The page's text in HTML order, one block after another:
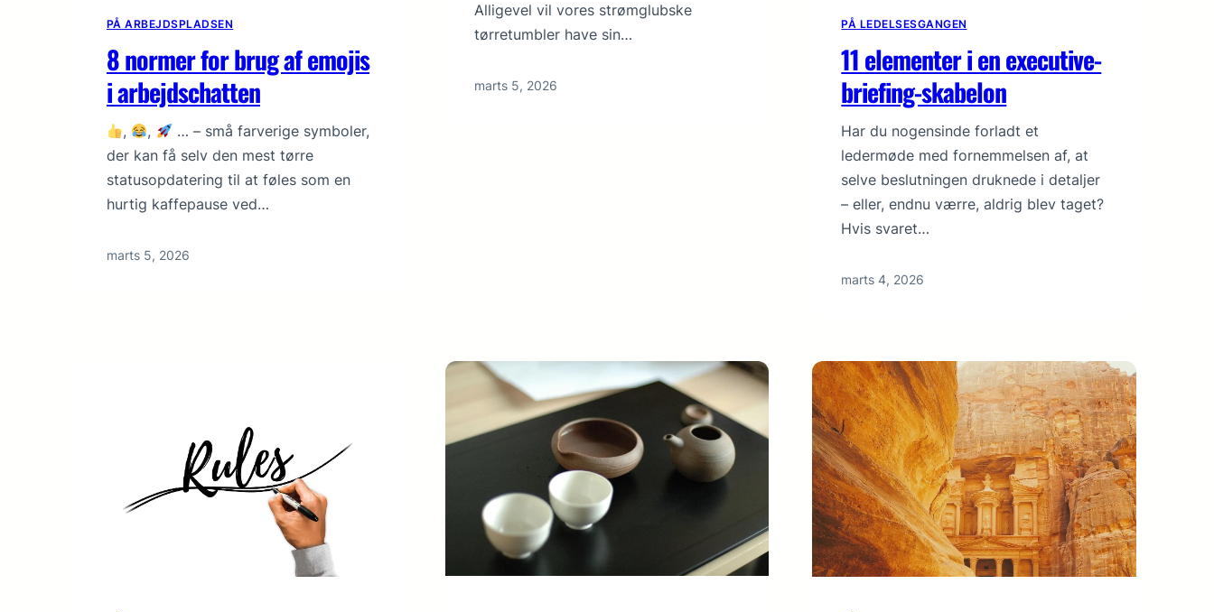
PÅ ARBEJDSPLADSEN
8 normer for brug af emojis
i arbejdschatten
, ,
… – små farverige symboler,
der kan få selv den mest tørre
statusopdatering til at føles som en
hurtig kaffepause ved…
marts 5, 2026
Alligevel vil vores strømglubske
tørretumbler have sin…
marts 5, 2026
PÅ LEDELSESGANGEN
11 elementer i en executive-
briefing-skabelon
Har du nogensinde forladt et
ledermøde med fornemmelsen af, at
selve beslutningen druknede i detaljer
– eller, endnu værre, aldrig blev taget?
Hvis svaret…
marts 4, 2026